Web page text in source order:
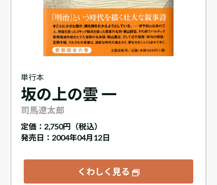
単行本
坂の上の雲 一
司馬遼太郎
定価： 2,750円（税込）
発売日：2004年04月12日
くわしく見る